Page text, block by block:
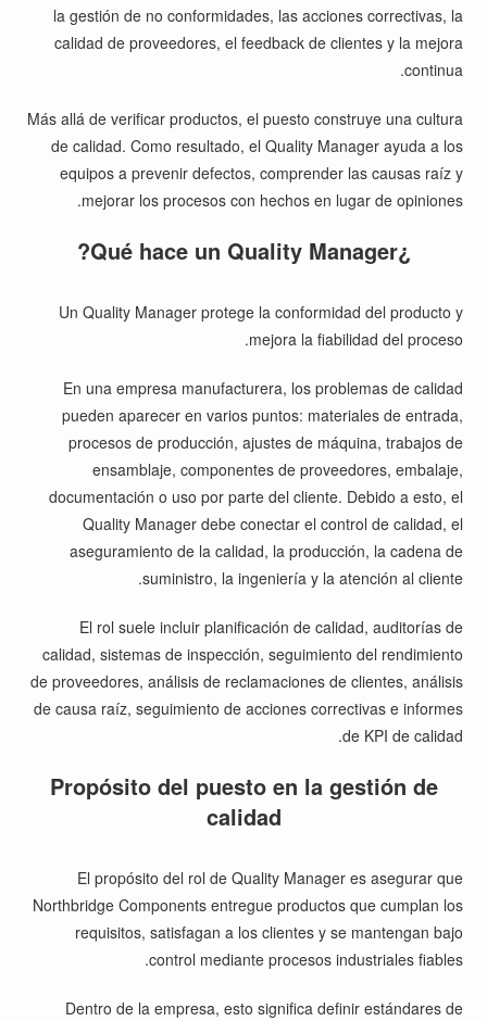
la gestión de no conformidades, las acciones correctivas, la
calidad de proveedores, el feedback de clientes y la mejora
continua.
Más allá de verificar productos, el puesto construye una cultura
de calidad. Como resultado, el Quality Manager ayuda a los
equipos a prevenir defectos, comprender las causas raíz y
mejorar los procesos con hechos en lugar de opiniones.
¿Qué hace un Quality Manager?
Un Quality Manager protege la conformidad del producto y
mejora la fiabilidad del proceso.
En una empresa manufacturera, los problemas de calidad
pueden aparecer en varios puntos: materiales de entrada,
procesos de producción, ajustes de máquina, trabajos de
ensamblaje, componentes de proveedores, embalaje,
documentación o uso por parte del cliente. Debido a esto, el
Quality Manager debe conectar el control de calidad, el
aseguramiento de la calidad, la producción, la cadena de
suministro, la ingeniería y la atención al cliente.
El rol suele incluir planificación de calidad, auditorías de
calidad, sistemas de inspección, seguimiento del rendimiento
de proveedores, análisis de reclamaciones de clientes, análisis
de causa raíz, seguimiento de acciones correctivas e informes
de KPI de calidad.
Propósito del puesto en la gestión de
calidad
El propósito del rol de Quality Manager es asegurar que
Northbridge Components entregue productos que cumplan los
requisitos, satisfagan a los clientes y se mantengan bajo
control mediante procesos industriales fiables.
Dentro de la empresa, esto significa definir estándares de